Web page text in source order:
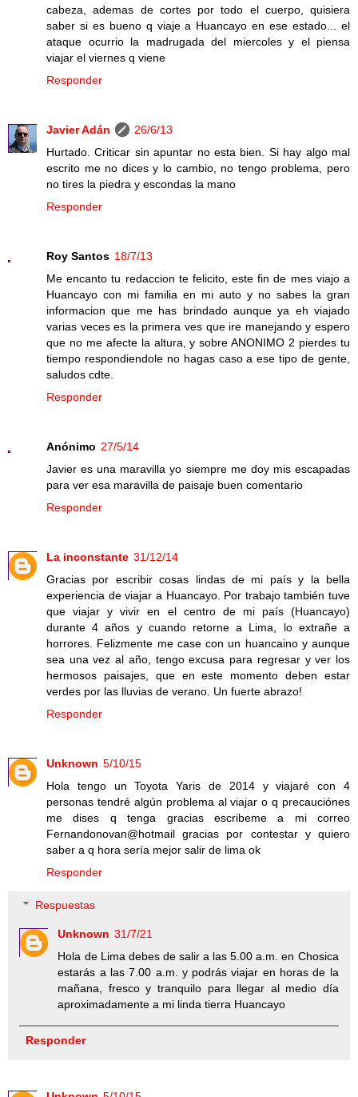
cabeza, ademas de cortes por todo el cuerpo, quisiera
saber si es bueno q viaje a Huancayo en ese estado... el
ataque ocurrio la madrugada del miercoles y el piensa
viajar el viernes q viene
Responder
Javier Adán
26/6/13
Hurtado. Criticar sin apuntar no esta bien. Si hay algo mal
escrito me no dices y lo cambio, no tengo problema, pero
no tires la piedra y escondas la mano
Responder
Roy Santos 18/7/13
Me encanto tu redaccion te felicito, este fin de mes viajo a
Huancayo con mi familia en mi auto y no sabes la gran
informacion que me has brindado aunque ya eh viajado
varias veces es la primera ves que ire manejando y espero
que no me afecte la altura, y sobre ANONIMO 2 pierdes tu
tiempo respondiendole no hagas caso a ese tipo de gente,
saludos cdte.
Responder
Anónimo 27/5/14
Javier es una maravilla yo siempre me doy mis escapadas
para ver esa maravilla de paisaje buen comentario
Responder
La inconstante 31/12/14
Gracias por escribir cosas lindas de mi país y la bella
experiencia de viajar a Huancayo. Por trabajo también tuve
que viajar y vivir en el centro de mi país (Huancayo)
durante 4 años y cuando retorne a Lima, lo extrañe a
horrores. Felizmente me case con un huancaino y aunque
sea una vez al año, tengo excusa para regresar y ver los
hermosos paisajes, que en este momento deben estar
verdes por las lluvias de verano. Un fuerte abrazo!
Responder
Unknown 5/10/15
Hola tengo un Toyota Yaris de 2014 y viajaré con 4
personas tendré algún problema al viajar o q precauciónes
me dises q tenga gracias escribeme a mi correo
Fernandonovan@hotmail gracias por contestar y quiero
saber a q hora sería mejor salir de lima ok
Responder
Respuestas
Unknown 31/7/21
Hola de Lima debes de salir a las 5.00 a.m. en Chosica
estarás a las 7.00 a.m. y podrás viajar en horas de la
mañana, fresco y tranquilo para llegar al medio día
aproximadamente a mi linda tierra Huancayo
Responder